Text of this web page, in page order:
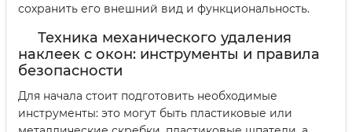
сохранить его внешний вид и функциональность.
Техника механического удаления
наклеек с окон: инструменты и правила
безопасности
Для начала стоит подготовить необходимые
инструменты: это могут быть пластиковые или